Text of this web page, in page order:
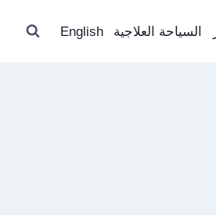
السياحة العلاجية English